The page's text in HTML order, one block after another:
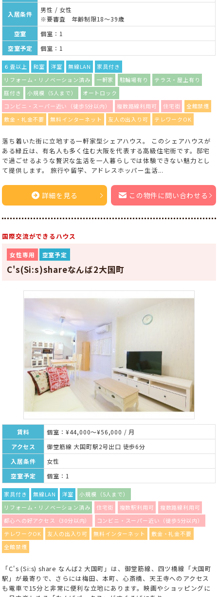
入居条件
男性 / 女性
※要審査 年齢制限18～39歳
空室
個室：1
空室予定
個室：1
６畳以上 和室 洋室 無線LAN
家具付き
リフォーム・リノベーション済み
一軒家 駐輪場有り
テラス・屋上有り
庭付き
小規模（5人まで）
オートロック
コンビニ・スーパー近い（徒歩5分以内）
複数路線利用可 住宅街
全館禁煙
敷金・礼金不要
無料インターネット 友人の出入り可 テレワークOK
落ち着いた街に立地する一軒家型シェアハウス。 このシェアハウスが
ある緑丘は、有名人も多く住む大阪を代表する高級住宅街です。邸宅
で過ごせるような贅沢な生活を一人暮らしでは体験できない魅力とし
て提供します。 旅行や留学、アドレスホッパー生活...
詳細を見る この物件に問い合わせる
国際交流ができるハウス
女性専用 空室予定
C's(Si:s)shareなんば2大国町
賃料
個室：¥44,000～¥56,000 / 月
アクセス
御堂筋線 大国町駅2号出口 徒歩6分
入居条件
女性
空室予定
個室：1
家具付き 無線LAN 洋室
小規模（5人まで）
リフォーム・リノベーション済み
住宅街 複数駅利用可
複数路線利用可
都心への好アクセス（30分以内）
コンビニ・スーパー近い（徒歩5分以内）
テレワークOK
友人の出入り可 無料インターネット
敷金・礼金不要
全館禁煙
「C's (Si:s) share なんば2 大国町」は、御堂筋線、四ツ橋線「大国町
駅」が最寄りで、さらには梅田、本町、心斎橋、天王寺へのアクセス
も電車で15分と非常に便利な立地にあります。映画やショッピングに